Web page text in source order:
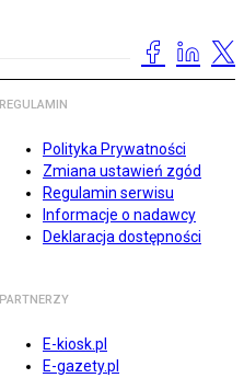
REGULAMIN
Polityka Prywatności
Zmiana ustawień zgód
Regulamin serwisu
Informacje o nadawcy
Deklaracja dostępności
PARTNERZY
E-kiosk.pl
E-gazety.pl